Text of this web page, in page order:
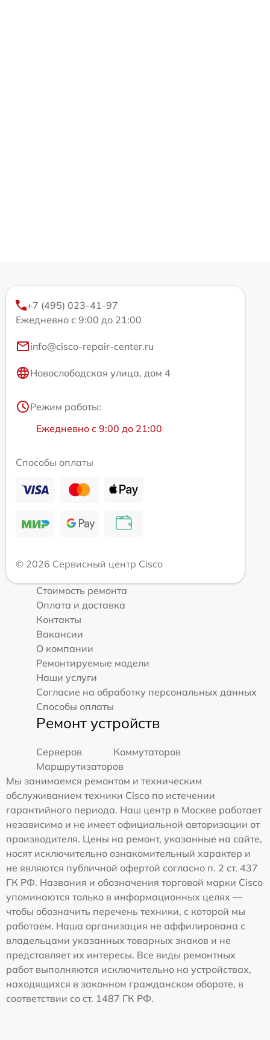
+7 (495) 023-41-97
Ежедневно с 9:00 до 21:00
info@cisco-repair-center.ru
Новослободская улица, дом 4
Режим работы:
Ежедневно с 9:00 до 21:00
Способы оплаты
© 2026 Сервисный центр Cisco
Стоимость ремонта
Оплата и доставка
Контакты
Вакансии
О компании
Ремонтируемые модели
Наши услуги
Согласие на обработку персональных данных
Способы оплаты
Ремонт устройств
Серверов
Коммутаторов
Маршрутизаторов
Мы занимаемся ремонтом и техническим
обслуживанием техники Cisco по истечении
гарантийного периода. Наш центр в Москве работает
независимо и не имеет официальной авторизации от
производителя. Цены на ремонт, указанные на сайте,
носят исключительно ознакомительный характер и
не являются публичной офертой согласно п. 2 ст. 437
ГК РФ. Названия и обозначения торговой марки Cisco
упоминаются только в информационных целях —
чтобы обозначить перечень техники, с которой мы
работаем. Наша организация не аффилирована с
владельцами указанных товарных знаков и не
представляет их интересы. Все виды ремонтных
работ выполняются исключительно на устройствах,
находящихся в законном гражданском обороте, в
соответствии со ст. 1487 ГК РФ.